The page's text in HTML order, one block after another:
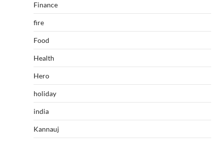
Finance
fire
Food
Health
Hero
holiday
india
Kannauj